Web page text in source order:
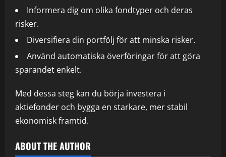
Informera dig om olika fondtyper och deras
risker.
Diversifiera din portfölj för att minska risker.
Använd automatiska överföringar för att göra
sparandet enkelt.
Med dessa steg kan du börja investera i
aktiefonder och bygga en starkare, mer stabil
ekonomisk framtid.
ABOUT THE AUTHOR